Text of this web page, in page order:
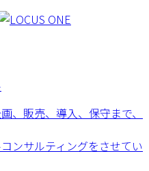
、販売、導入、保守まで、
ンサルティングをさせてい